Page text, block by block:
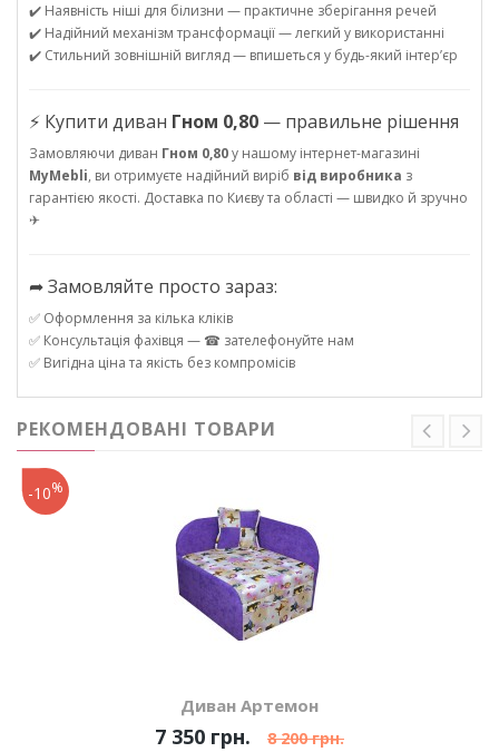
✔️ Наявність ніші для білизни — практичне зберігання речей
✔️ Надійний механізм трансформації — легкий у використанні
✔️ Стильний зовнішній вигляд — впишеться у будь-який інтер’єр
⚡ Купити диван Гном 0,80 — правильне рішення
Замовляючи диван Гном 0,80у нашому інтернет-магазині
MyMebli, ви отримуєте надійний виріб від виробника з
гарантією якості. Доставка по Києву та області — швидко й зручно
✈
➦ Замовляйте просто зараз:
✅ Оформлення за кілька кліків
✅ Консультація фахівця — ☎ зателефонуйте нам
✅ Вигідна ціна та якість без компромісів
РЕКОМЕНДОВАНІ ТОВАРИ
Диван Артемон
7 350 грн. 8 200 грн.
-10%